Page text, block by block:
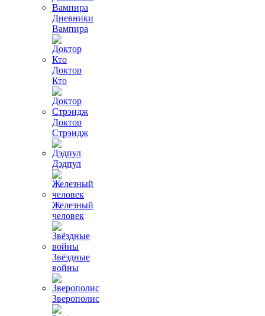
Дневники
Вампира
Доктор
Кто
Доктор
Стрэндж
Дэдпул
Железный
человек
Звёздные
войны
Зверополис